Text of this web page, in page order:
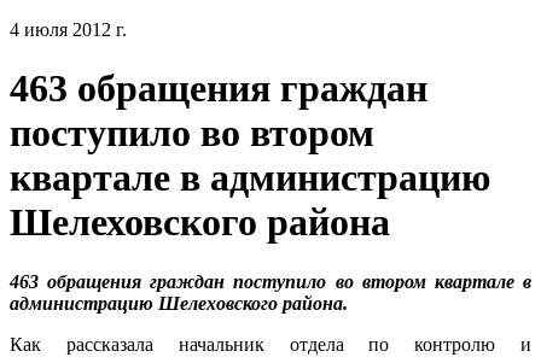
4 июля 2012 г.
463 обращения граждан
поступило во втором
квартале в администрацию
Шелеховского района
463 обращения граждан поступило во втором квартале в
администрацию Шелеховского района.
Как рассказала начальник отдела по контролю и